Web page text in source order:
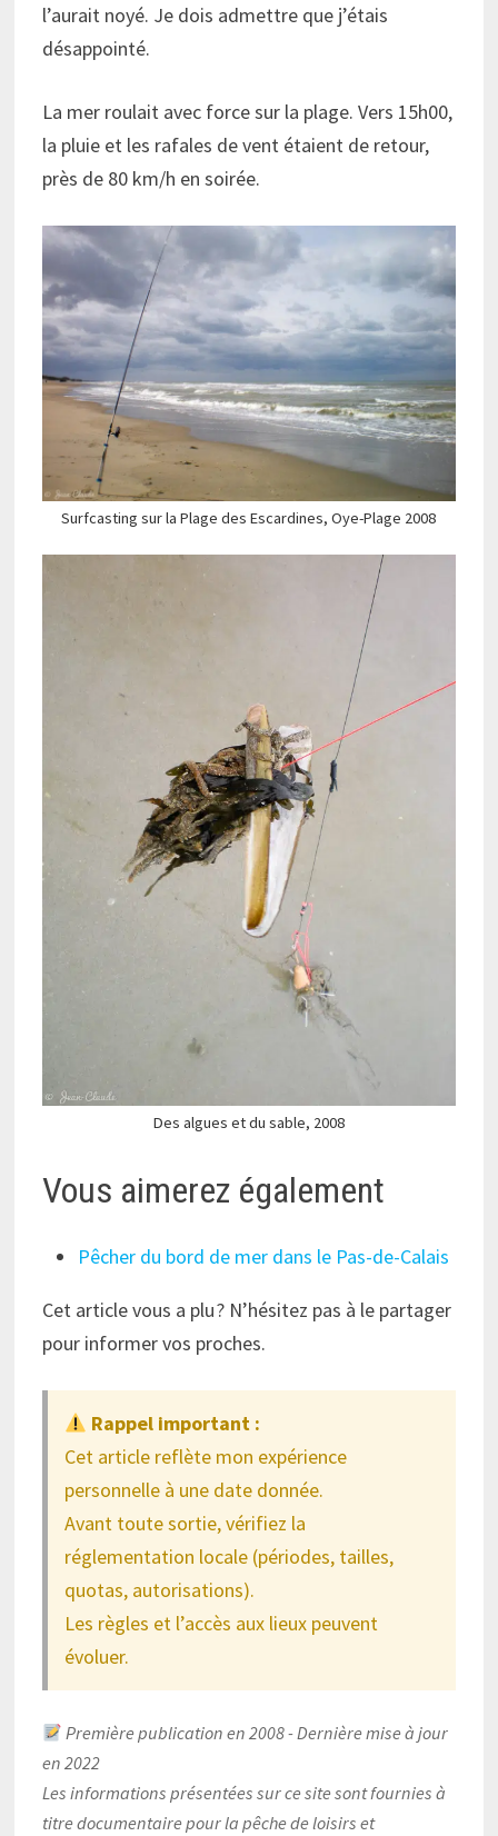
l’aurait noyé. Je dois admettre que j’étais
désappointé.
La mer roulait avec force sur la plage. Vers 15h00,
la pluie et les rafales de vent étaient de retour,
près de 80 km/h en soirée.
Surfcasting sur la Plage des Escardines, Oye-Plage 2008
Des algues et du sable, 2008
Vous aimerez également
Pêcher du bord de mer dans le Pas-de-Calais
Cet article vous a plu ? N’hésitez pas à le partager
pour informer vos proches.
Rappel important :
Cet article reflète mon expérience
personnelle à une date donnée.
Avant toute sortie, vérifiez la
réglementation locale (périodes, tailles,
quotas, autorisations).
Les règles et l’accès aux lieux peuvent
évoluer.
Première publication en 2008 - Dernière mise à jour
en 2022
Les informations présentées sur ce site sont fournies à
titre documentaire pour la pêche de loisirs et